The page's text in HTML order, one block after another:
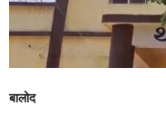
बालोद